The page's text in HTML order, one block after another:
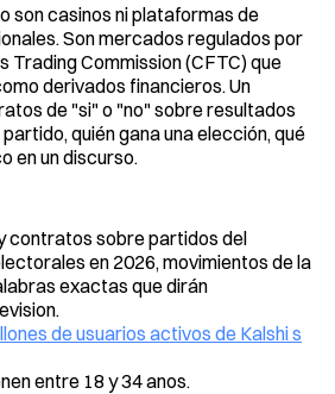
son casinos ni plataformas de
Son mercados regulados por
Trading Commission (CFTC) que
derivados financieros. Un
de "si" o "no" sobre resultados
quién gana una elección, qué
en un discurso.
contratos sobre partidos del
en 2026, movimientos de la
exactas que dirán
de usuarios activos de Kalshi s
entre 18 y 34 anos.